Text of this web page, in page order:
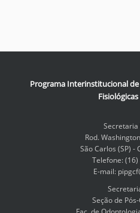
Programa Interinstitucional de
Fisiológicas
Secretaria
Rod.
São Carlos (SP) -
Telefone:
E-mail:
Seção de